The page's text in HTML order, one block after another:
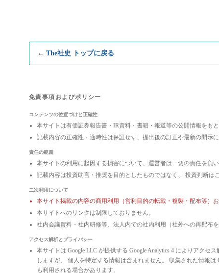
← The社史 トップに戻る
免責事項およびポリシー
コンテンツの位置づけと正確性
本サイトは有価証券報告書・IR資料・書籍・報道等の公開情報をも
記載内容の正確性・適時性は保証せず、提出後の訂正や最新の開示
責任の範囲
本サイトの利用に起因する損害について、運営者は一切の責任を負い
記載内容は投資助言・推奨を目的としたものではなく、 投資判断は
二次利用について
本サイト掲載の内容の商用利用（営利目的の転載・複製・配布等）
本サイトへのリンクは制限しておりません。
社内会議資料・社内研修等、法人内での社内利用（社外への再配布
アクセス解析とプライバシー
本サイトは Google LLC が提供する Google Analytics 4 によりアク
しますが、 個人を特定する情報は含まれません。 収集された情報
も利用される場合があります。